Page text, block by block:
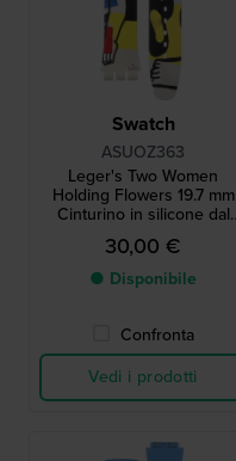
Swatch
ASUOZ363
Leger's Two Women
Holding Flowers 19.7 mm
Cinturino in silicone dal
design stampato
30,00 €
● Disponibile
Confronta
Vedi i prodotti